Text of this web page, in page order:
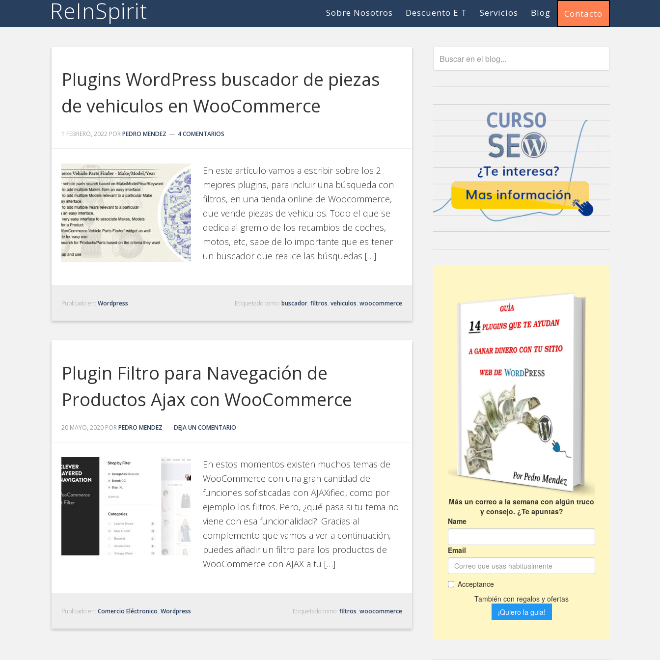
ReInSpirit Contacto
Blog
Servicios
Descuento E T
Sobre Nosotros
Plugins WordPress buscador de piezas
de vehiculos en WooCommerce
1 FEBRERO, 2022 PORPEDRO MENDEZ 4 COMENTARIOS
En este artículo vamos a escribir sobre los 2
mejores plugins, para incluir una búsqueda con
filtros, en una tienda online de Woocommerce,
que vende piezas de vehiculos. Todo el que se
dedica al gremio de los recambios de coches,
motos, etc, sabe de lo importante que es tener
un buscador que realice las búsquedas […]
Publicado en: Wordpress Etiquetado como: buscador, filtros, vehiculos, woocommerce
Plugin Filtro para Navegación de
Productos Ajax con WooCommerce
20 MAYO, 2020 PORPEDRO MENDEZ DEJA UN COMENTARIO
En estos momentos existen muchos temas de
WooCommerce con una gran cantidad de
funciones sofisticadas con AJAXified, como por
ejemplo los filtros. Pero, ¿qué pasa si tu tema no
viene con esa funcionalidad?. Gracias al
complemento que vamos a ver a continuación,
puedes añadir un filtro para los productos de
WooCommerce con AJAX a tu […]
Publicado en: Comercio Eléctronico, Wordpress Etiquetado como: filtros, woocommerce